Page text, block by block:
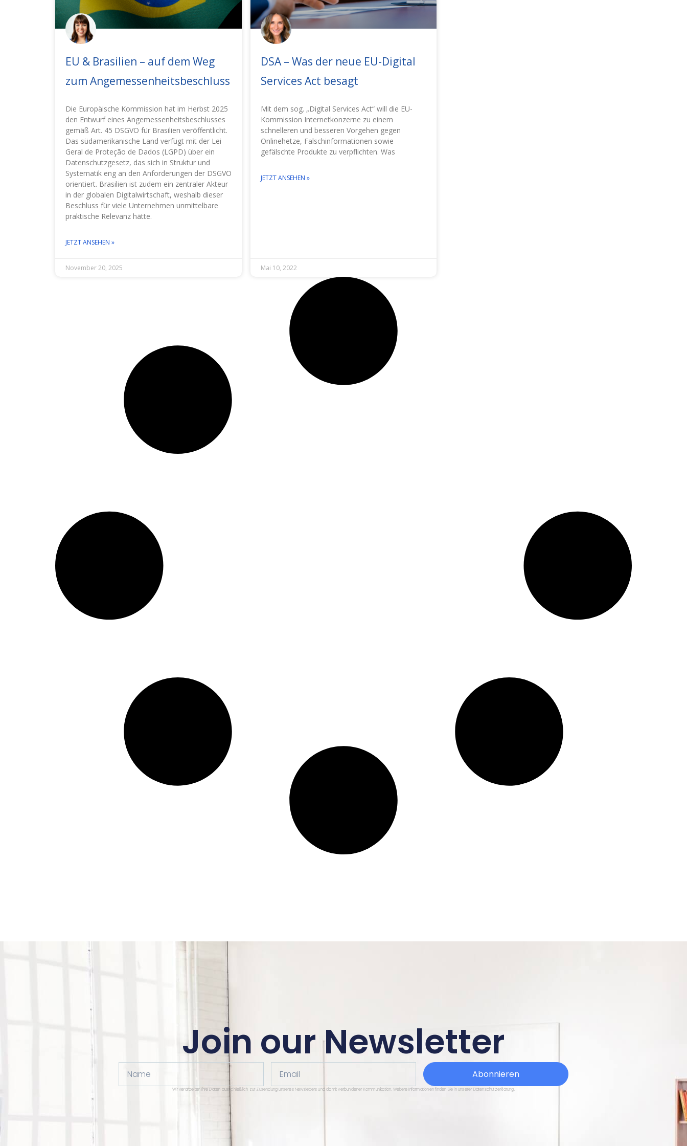
EU & Brasilien – auf dem Weg
zum Angemessenheitsbeschluss
Die Europäische Kommission hat im Herbst 2025
den Entwurf eines Angemessenheitsbeschlusses
gemäß Art. 45 DSGVO für Brasilien veröffentlicht.
Das südamerikanische Land verfügt mit der Lei
Geral de Proteção de Dados (LGPD) über ein
Datenschutzgesetz, das sich in Struktur und
Systematik eng an den Anforderungen der DSGVO
orientiert. Brasilien ist zudem ein zentraler Akteur
in der globalen Digitalwirtschaft, weshalb dieser
Beschluss für viele Unternehmen unmittelbare
praktische Relevanz hätte.
JETZT ANSEHEN »
November 20, 2025
DSA – Was der neue EU-Digital
Services Act besagt
Mit dem sog. „Digital Services Act“ will die EU-
Kommission Internetkonzerne zu einem
schnelleren und besseren Vorgehen gegen
Onlinehetze, Falschinformationen sowie
gefälschte Produkte zu verpflichten. Was
JETZT ANSEHEN »
Mai 10, 2022
Join our Newsletter
Name Email Abonnieren
Wir verarbeiten Ihre Daten ausschließlich zur Zusendung unseres Newsletters und damit verbundener Kommunikation. Weitere Informationen finden Sie in unserer Datenschutzerklärung.